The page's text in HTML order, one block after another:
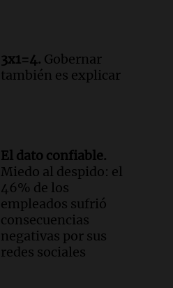
3x1=4. Gobernar
también es explicar
El dato confiable.
Miedo al despido: el
46% de los
empleados sufrió
consecuencias
negativas por sus
redes sociales